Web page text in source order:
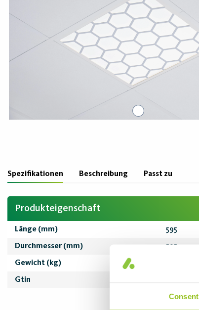
Consent
Spezifikationen Beschreibung Passt zu
Produkteigenschaft
Länge (mm) 595
Durchmesser (mm) 595
Gewicht (kg)
Gtin